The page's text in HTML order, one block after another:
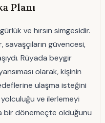
Planı
ve hırsın simgesidir.
güvencesi,
Rüyada beygir
olarak, kişinin
ulaşma isteğini
ve ilerlemeyi
bir dönemeçte olduğunu